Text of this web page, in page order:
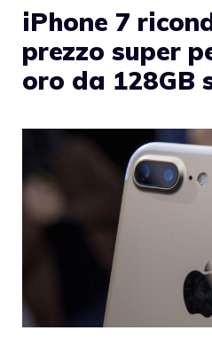
iPhone 7
prezzo super
oro da 128GB